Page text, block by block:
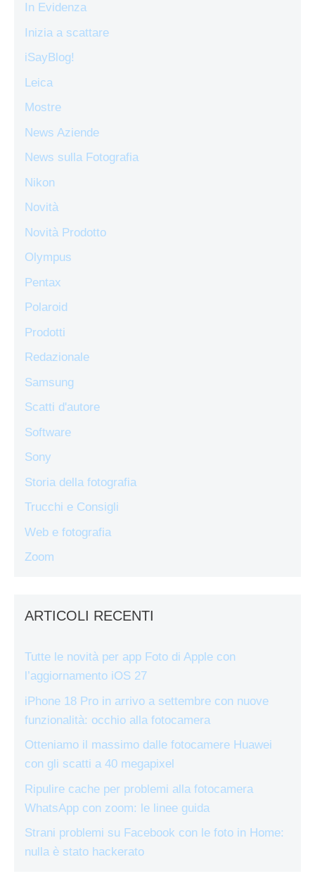
In Evidenza
Inizia a scattare
iSayBlog!
Leica
Mostre
News Aziende
News sulla Fotografia
Nikon
Novità
Novità Prodotto
Olympus
Pentax
Polaroid
Prodotti
Redazionale
Samsung
Scatti d'autore
Software
Sony
Storia della fotografia
Trucchi e Consigli
Web e fotografia
Zoom
ARTICOLI RECENTI
Tutte le novità per app Foto di Apple con
l’aggiornamento iOS 27
iPhone 18 Pro in arrivo a settembre con nuove
funzionalità: occhio alla fotocamera
Otteniamo il massimo dalle fotocamere Huawei
con gli scatti a 40 megapixel
Ripulire cache per problemi alla fotocamera
WhatsApp con zoom: le linee guida
Strani problemi su Facebook con le foto in Home:
nulla è stato hackerato